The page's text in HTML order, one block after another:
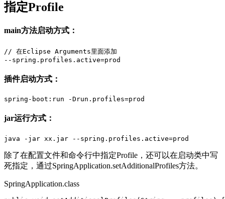
指定Profile
main方法启动方式：
// 在Eclipse Arguments里面添加
插件启动方式：
jar运行方式：
除了在配置文件和命令行中指定Profile，还可以在启动类中写
死指定，通过SpringApplication.setAdditionalProfiles方法。
SpringApplication.class